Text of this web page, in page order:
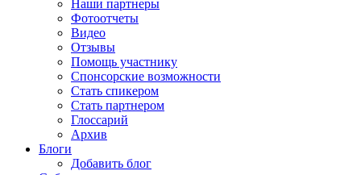
Наши партнеры
Фотоотчеты
Видео
Отзывы
Помощь участнику
Спонсорские возможности
Стать спикером
Стать партнером
Глоссарий
Архив
Блоги
Добавить блог